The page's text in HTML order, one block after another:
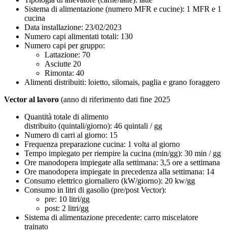
Sistema di alimentazione (numero MFR e cucine): 1 MFR e 1
cucina
Data installazione: 23/02/2023
Numero capi alimentati totali: 130
Numero capi per gruppo:
Lattazione: 70
Asciutte 20
Rimonta: 40
Alimenti distribuiti: loietto, silomais, paglia e grano foraggero
Vector al lavoro (anno di riferimento dati fine 2025
Quantità totale di alimento
distribuito (quintali/giorno): 46 quintali / gg
Numero di carri al giorno: 1 5
Frequenza preparazione cucina: 1 volta al giorno
Tempo impiegato per riempire la cucina (min/gg): 30 min / gg
Ore manodopera impiegate alla settimana: 3,5 ore a settimana
Ore manodopera impiegate in precedenza alla settimana: 14
Consumo elettrico giornaliero (kW/giorno): 20 kw/gg
Consumo in litri di gasolio (pre/post Vector):
pre: 10 litri/gg
post: 2 litri/gg
Sistema di alimentazione precedente: carro miscelatore
trainato